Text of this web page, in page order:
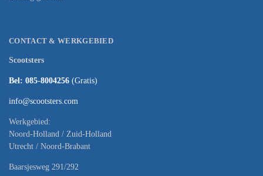
CONTACT & WERKGEBIED
Scootsters
Bel: 085-8004256 (Gratis)
info@scootsters.com
Werkgebied:
Noord-Holland / Zuid-Holland
Utrecht / Noord-Brabant
Baarsjesweg 291/292